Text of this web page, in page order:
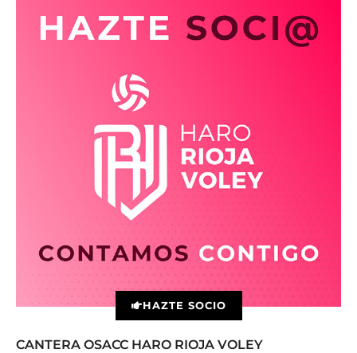
HAZTE SOCIO
CANTERA OSACC HARO RIOJA VOLEY